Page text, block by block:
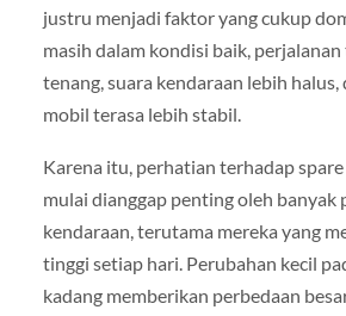
justru menjadi faktor yang cukup
masih dalam kondisi baik,
tenang, suara kendaraan lebih halus,
mobil terasa lebih stabil.
Karena itu, perhatian terhadap
mulai dianggap penting oleh banyak
kendaraan, terutama mereka yang
tinggi setiap hari. Perubahan kecil
kadang memberikan perbedaan